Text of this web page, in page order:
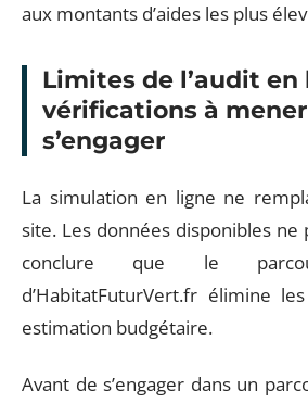
aux montants d’aides les plus
Limites de l’audit
vérifications à
s’engager
La simulation en ligne ne
site. Les données disponibles
conclure que le
d’HabitatFuturVert.fr élimine
estimation budgétaire.
Avant de s’engager dans un